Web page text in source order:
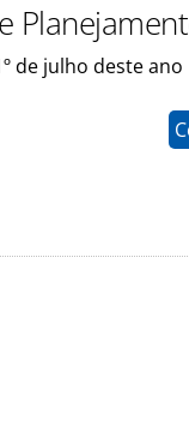
de julho deste ano